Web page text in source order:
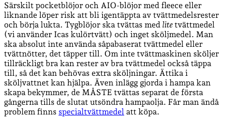
Särskilt pocketblöjor och AIO-blöjor med fleece eller
liknande löper risk att bli igentäppta av tvättmedelsrester
och börja lukta. Tygblöjor ska tvättas med lite tvättmedel
(vi använder Icas kulörtvätt) och inget sköljmedel. Man
ska absolut inte använda såpabaserat tvättmedel eller
tvättnötter, det täpper till. Om inte tvättmaskinen sköljer
tillräckligt bra kan rester av bra tvättmedel också täppa
till, så det kan behövas extra sköljningar. Ättika i
sköljvattnet kan hjälpa. Även inlägg gjorda i hampa kan
skapa bekymmer, de MÅSTE tvättas separat de första
gångerna tills de slutat utsöndra hampaolja. Får man ändå
problem finns specialtvättmedel att köpa.